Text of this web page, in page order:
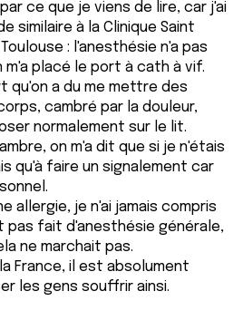
ce que je viens de lire, car j'ai
similaire à la Clinique Saint
: l'anesthésie n'a pas
placé le port à cath à vif.
qu'on a du me mettre des
cambré par la douleur,
normalement sur le lit.
on m'a dit que si je n'étais
qu'à faire un signalement car
allergie, je n'ai jamais compris
pas fait d'anesthésie générale,
ne marchait pas.
France, il est absolument
les gens souffrir ainsi.